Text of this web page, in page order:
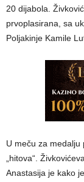
20 dijabola.
prvoplasirana, sa
Poljakinje Kamile
U meču za medalju
„hitova“.
Anastasija je kako